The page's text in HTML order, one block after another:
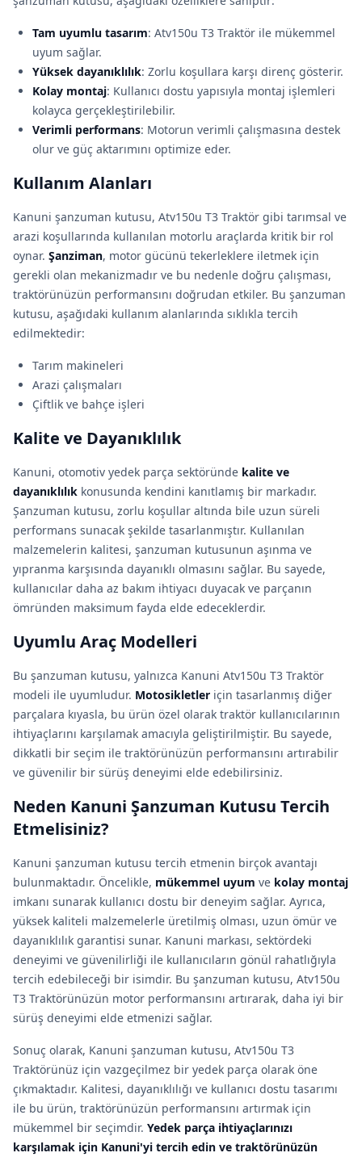
Tam uyumlu tasarım: Atv150u T3 Traktör ile mükemmel
uyum sağlar.
Yüksek dayanıklılık: Zorlu koşullara karşı direnç gösterir.
Kolay montaj: Kullanıcı dostu yapısıyla montaj işlemleri
kolayca gerçekleştirilebilir.
Verimli performans: Motorun verimli çalışmasına destek
olur ve güç aktarımını optimize eder.
Kullanım Alanları
Kanuni şanzuman kutusu, Atv150u T3 Traktör gibi tarımsal ve
arazi koşullarında kullanılan motorlu araçlarda kritik bir rol
oynar. Şanziman, motor gücünü tekerleklere iletmek için
gerekli olan mekanizmadır ve bu nedenle doğru çalışması,
traktörünüzün performansını doğrudan etkiler. Bu şanzuman
kutusu, aşağıdaki kullanım alanlarında sıklıkla tercih
edilmektedir:
Tarım makineleri
Arazi çalışmaları
Çiftlik ve bahçe işleri
Kalite ve Dayanıklılık
Kanuni, otomotiv yedek parça sektöründe kalite ve
dayanıklılık konusunda kendini kanıtlamış bir markadır.
Şanzuman kutusu, zorlu koşullar altında bile uzun süreli
performans sunacak şekilde tasarlanmıştır. Kullanılan
malzemelerin kalitesi, şanzuman kutusunun aşınma ve
yıpranma karşısında dayanıklı olmasını sağlar. Bu sayede,
kullanıcılar daha az bakım ihtiyacı duyacak ve parçanın
ömründen maksimum fayda elde edeceklerdir.
Uyumlu Araç Modelleri
Bu şanzuman kutusu, yalnızca Kanuni Atv150u T3 Traktör
modeli ile uyumludur. Motosikletler için tasarlanmış diğer
parçalara kıyasla, bu ürün özel olarak traktör kullanıcılarının
ihtiyaçlarını karşılamak amacıyla geliştirilmiştir. Bu sayede,
dikkatli bir seçim ile traktörünüzün performansını artırabilir
ve güvenilir bir sürüş deneyimi elde edebilirsiniz.
Neden Kanuni Şanzuman Kutusu Tercih
Etmelisiniz?
Kanuni şanzuman kutusu tercih etmenin birçok avantajı
bulunmaktadır. Öncelikle, mükemmel uyum ve kolay montaj
imkanı sunarak kullanıcı dostu bir deneyim sağlar. Ayrıca,
yüksek kaliteli malzemelerle üretilmiş olması, uzun ömür ve
dayanıklılık garantisi sunar. Kanuni markası, sektördeki
deneyimi ve güvenilirliği ile kullanıcıların gönül rahatlığıyla
tercih edebileceği bir isimdir. Bu şanzuman kutusu, Atv150u
T3 Traktörünüzün motor performansını artırarak, daha iyi bir
sürüş deneyimi elde etmenizi sağlar.
Sonuç olarak, Kanuni şanzuman kutusu, Atv150u T3
Traktörünüz için vazgeçilmez bir yedek parça olarak öne
çıkmaktadır. Kalitesi, dayanıklılığı ve kullanıcı dostu tasarımı
ile bu ürün, traktörünüzün performansını artırmak için
mükemmel bir seçimdir. Yedek parça ihtiyaçlarınızı
karşılamak için Kanuni'yi tercih edin ve traktörünüzün